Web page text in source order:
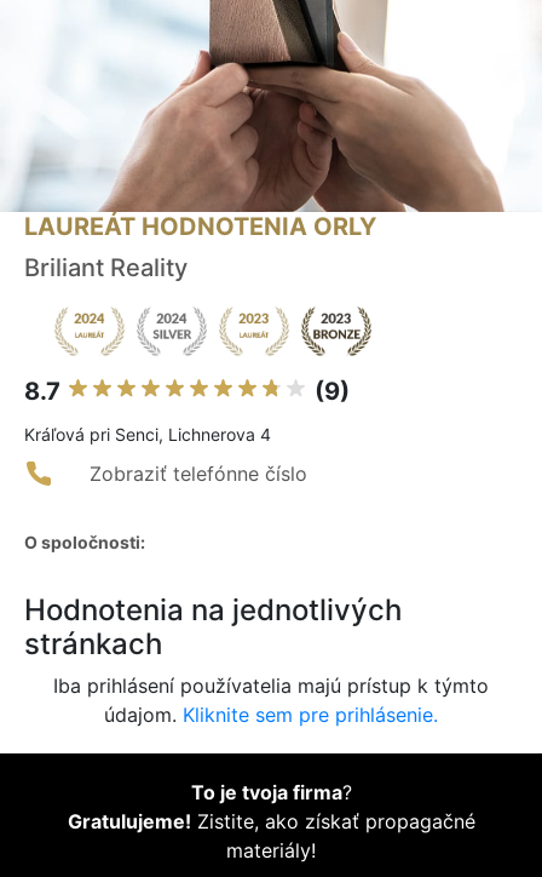
LAUREÁT HODNOTENIA ORLY
Briliant Reality
8.7 (9)
Kráľová pri Senci, Lichnerova 4
Zobraziť telefónne číslo
O spoločnosti:
Hodnotenia na jednotlivých
stránkach
Iba prihlásení používatelia majú prístup k týmto
údajom. Kliknite sem pre prihlásenie.
To je tvoja firma?
Gratulujeme! Zistite, ako získať propagačné
materiály!